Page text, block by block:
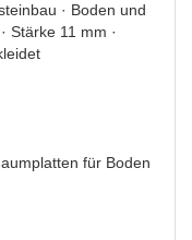
· Boden und
Stärke 11 mm ·
für Boden